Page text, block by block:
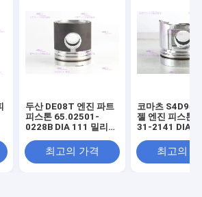
두산 DE08T 엔진 파트
피스톤 65.02501-
0228B DIA 111 밀리미
최고의 가격
코마츠
젤 엔진 피스톤
31-2141 DIA
최고의